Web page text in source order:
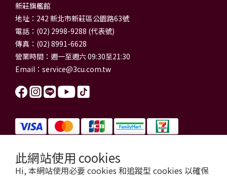
此網站使用 cookies
Hi, 本網站使用必要 cookies 和追蹤型 cookies 以確保
新莊旗艦館
地址：242 新北市新莊區公園路63號
電話：(02) 2998-9288 (代表號)
傳真：(02) 8991-6628
營業時間：週一至週六 09:30至21:30
Email： service@3cu.com.tw
信源電器有限公司 統一編號：84179325
門市地址：新北市新莊區公園路63號